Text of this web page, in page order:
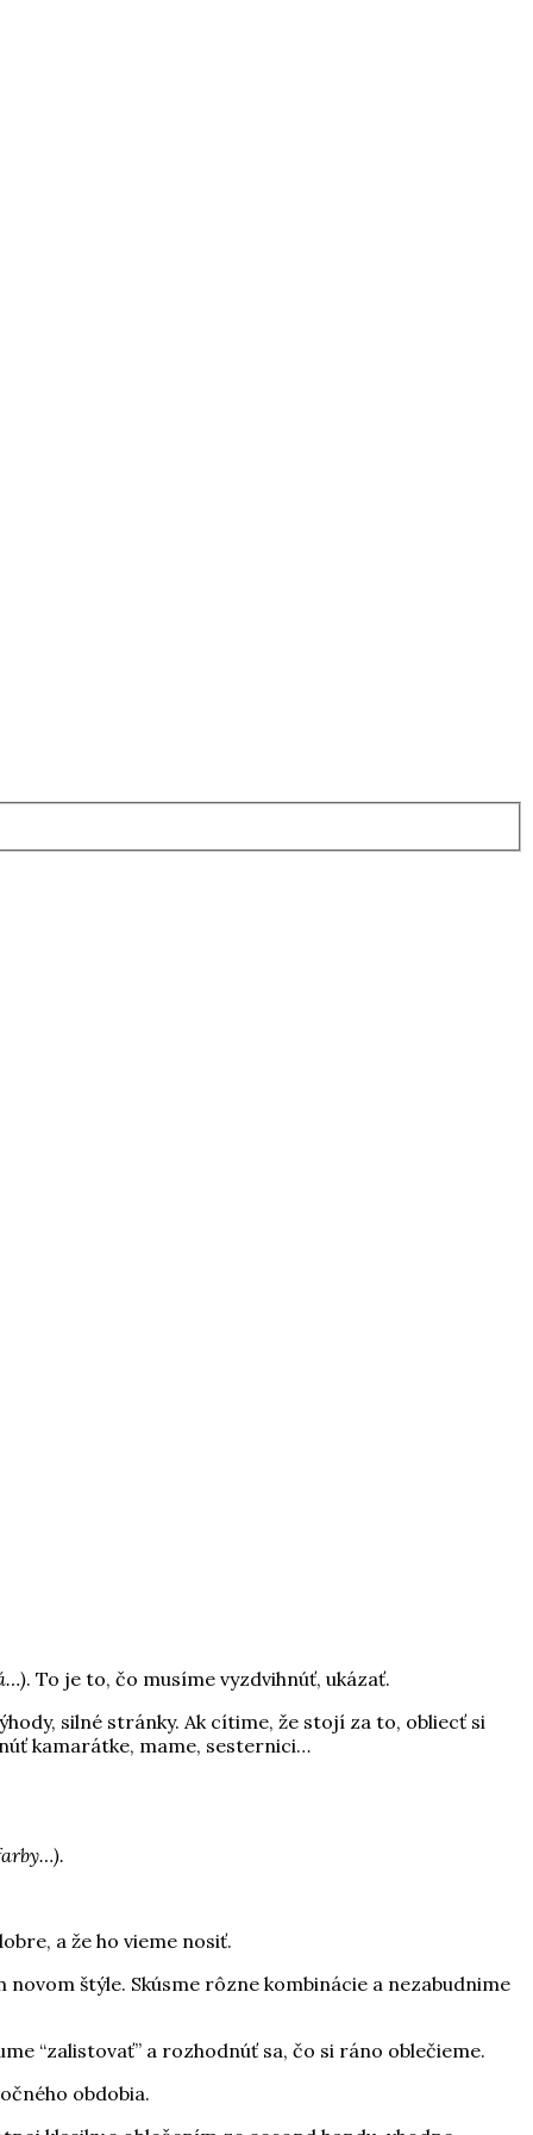
. To je to, čo musíme vyzdvihnúť, ukázať.
silné stránky. Ak cítime, že stojí za to, obliecť si
kamarátke, mame, sesternici…
a že ho vieme nosiť.
štýle. Skúsme rôzne kombinácie a nezabudnime
“zalistovať” a rozhodnúť sa, čo si ráno oblečieme.
obdobia.